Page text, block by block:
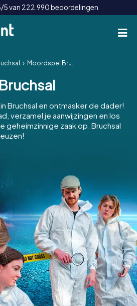
5 van 222.990 beoordelingen
IE
Boek tickets
cadeaubonnen
Moordspel Bruchsal
Bruchsal en ontmasker de dader!
verzamel je aanwijzingen en los
geheimzinnige zaak op. Bruchsal